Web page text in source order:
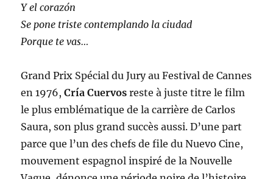
Y el corazón
Se pone triste contemplando la ciudad
Porque te vas…
Grand Prix Spécial du Jury au Festival de Cannes
en 1976,Cría Cuervos reste à juste titre le film
le plus emblématique de la carrière de Carlos
Saura, son plus grand succès aussi. D’une part
parce que l’un des chefs de file du Nuevo Cine,
mouvement espagnol inspiré de la Nouvelle